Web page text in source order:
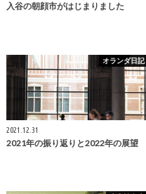
入谷の朝顔市がはじまりました
オランダ日記
2021.12.31
2021年の振り返りと2022年の展望